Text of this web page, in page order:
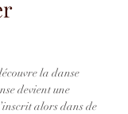
la danse
devient une
alors dans de